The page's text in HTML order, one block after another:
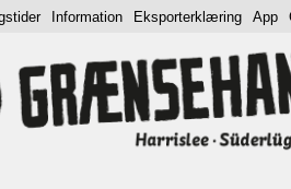
Information Eksporterklæring App